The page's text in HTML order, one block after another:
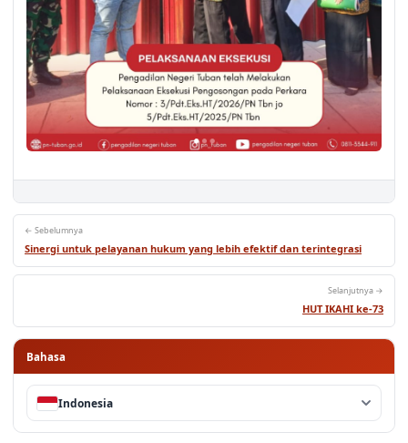
← Sebelumnya
Sinergi untuk pelayanan hukum yang lebih efektif dan terintegrasi
Selanjutnya →
HUT IKAHI ke-73
Bahasa
Indonesia